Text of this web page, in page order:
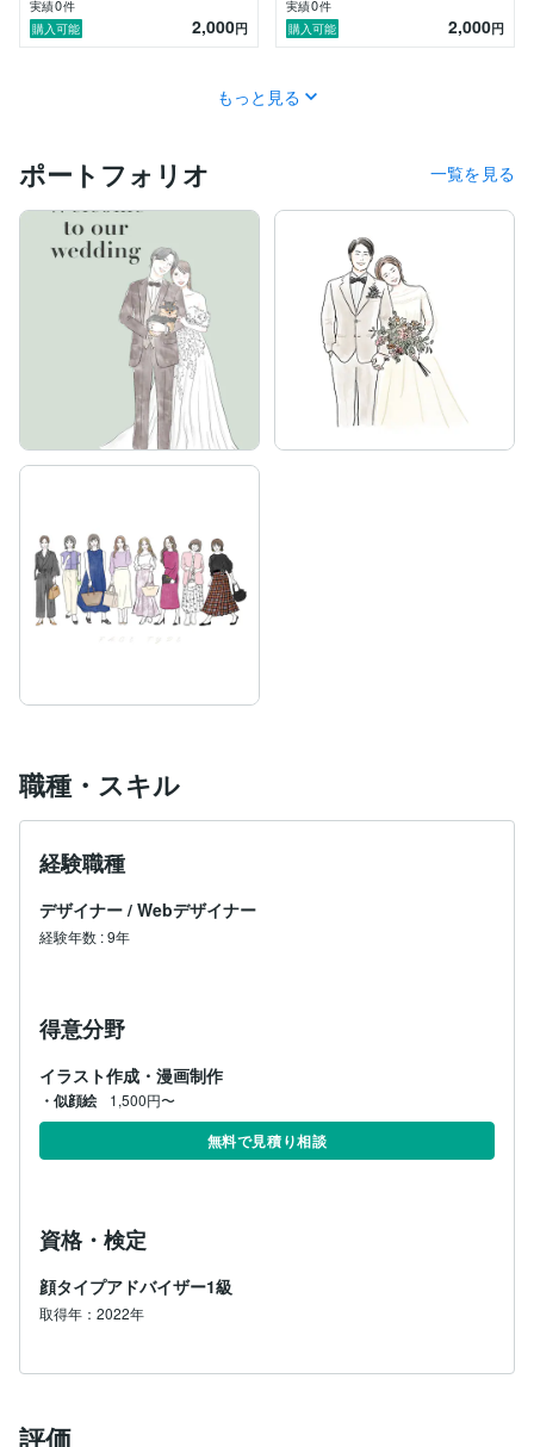
実績0件
購入可能
2,000円
実績0件
購入可能
2,000円
もっと見る
ポートフォリオ 一覧を見る
職種・スキル
経験職種
デザイナー / Webデザイナー
経験年数 :9年
得意分野
イラスト作成・漫画制作
・似顔絵 1,500円〜
無料で見積り相談
資格・検定
顔タイプアドバイザー1級
取得年：2022年
評価